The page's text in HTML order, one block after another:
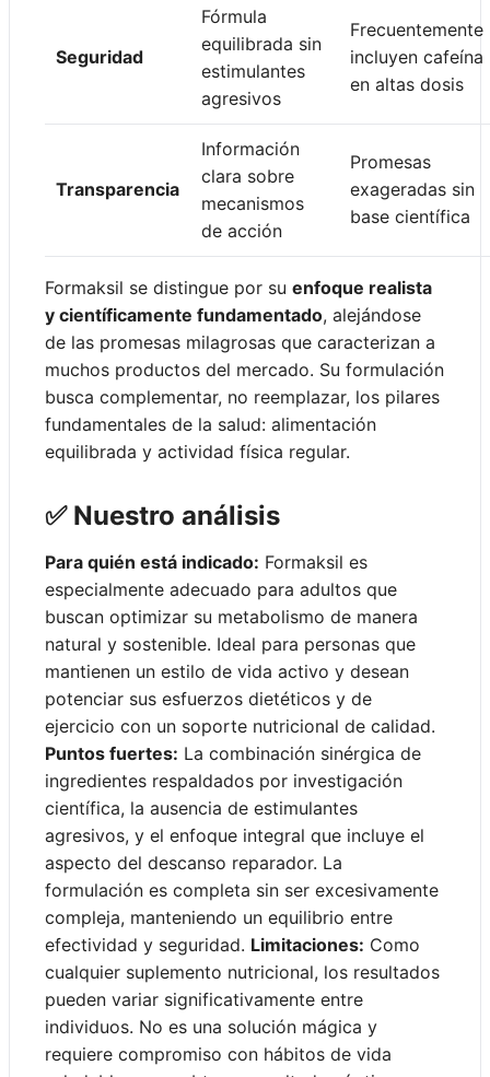
Seguridad
Fórmula
equilibrada sin
estimulantes
agresivos
Frecuentemente
incluyen cafeína
en altas dosis
Transparencia
Información
clara sobre
mecanismos
de acción
Promesas
exageradas sin
base científica
Formaksil se distingue por su enfoque realista
y científicamente fundamentado, alejándose
de las promesas milagrosas que caracterizan a
muchos productos del mercado. Su formulación
busca complementar, no reemplazar, los pilares
fundamentales de la salud: alimentación
equilibrada y actividad física regular.
✅ Nuestro análisis
Para quién está indicado: Formaksil es
especialmente adecuado para adultos que
buscan optimizar su metabolismo de manera
natural y sostenible. Ideal para personas que
mantienen un estilo de vida activo y desean
potenciar sus esfuerzos dietéticos y de
ejercicio con un soporte nutricional de calidad.
Puntos fuertes: La combinación sinérgica de
ingredientes respaldados por investigación
científica, la ausencia de estimulantes
agresivos, y el enfoque integral que incluye el
aspecto del descanso reparador. La
formulación es completa sin ser excesivamente
compleja, manteniendo un equilibrio entre
efectividad y seguridad. Limitaciones: Como
cualquier suplemento nutricional, los resultados
pueden variar significativamente entre
individuos. No es una solución mágica y
requiere compromiso con hábitos de vida